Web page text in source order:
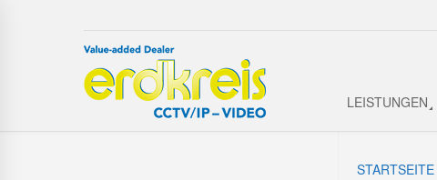
LEISTUNGEN
STARTSEITE